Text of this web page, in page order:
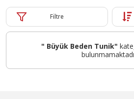
Filtre
" Büyük Beden Tunik"